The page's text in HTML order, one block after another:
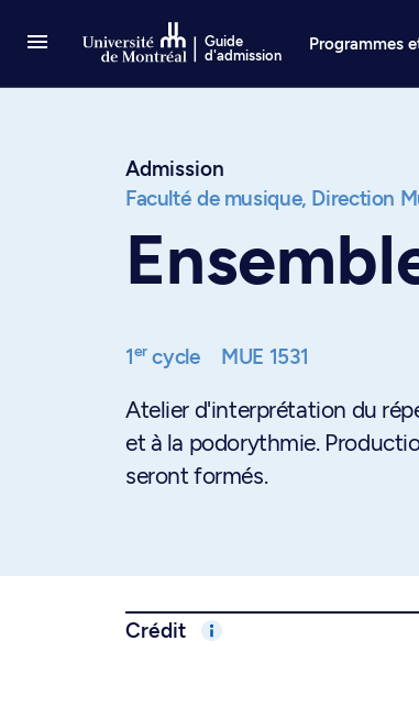
Guide
d'admission
Programmes
Admission
Faculté de musique, Direction
1ercycle MUE 1531
Atelier d'interprétation du
et à la podorythmie.
seront formés.
Crédit